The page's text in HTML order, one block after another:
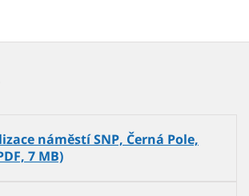
náměstí SNP, Černá Pole,
7 MB)